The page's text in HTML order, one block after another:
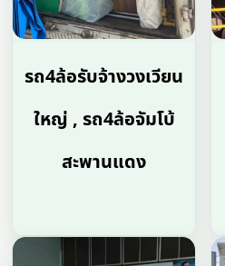
รถ4ล้อรับจ้างวงเวียน
ใหญ่ , รถ4ล้อจัมโบ้
สะพานแดง